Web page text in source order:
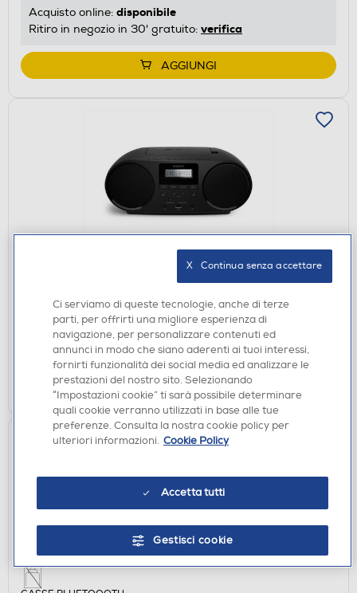
Acquisto online: disponibile
Ritiro in negozio in 30' gratuito: verifica
AGGIUNGI
PHILIPS - Lettore CD/radio FM TAZ6000/10-Black
€ 119,99
Acquisto online: disponibile
Ritiro in negozio in 30' gratuito:verifica
AGGIUNGI
Ci serviamo di queste tecnologie, anche di terze
parti, per offrirti una migliore esperienza di
navigazione, per personalizzare contenuti ed
annunci in modo che siano aderenti ai tuoi interessi,
fornirti funzionalità dei social media ed analizzare le
prestazioni del nostro sito. Selezionando
“Impostazioni cookie” ti sarà possibile determinare
quali cookie verranno utilizzati in base alle tue
preferenze. Consulta la nostra cookie policy per
ulteriori informazioni. Cookie Policy
Accetta tutti
Gestisci cookie
X   Continua senza accettare